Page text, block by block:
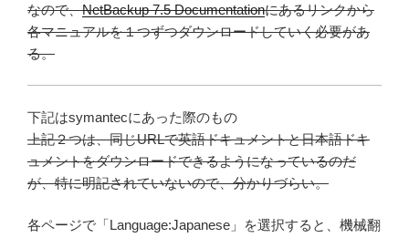
なので、NetBackup 7.5 Documentationにあるリンクから
各マニュアルを１つずつダウンロードしていく必要があ
る。
下記はsymantecにあった際のもの
上記２つは、同じURLで英語ドキュメントと日本語ドキ
ュメントをダウンロードできるようになっているのだ
が、特に明記されていないので、分かりづらい。
各ページで「Language:Japanese」を選択すると、機械翻